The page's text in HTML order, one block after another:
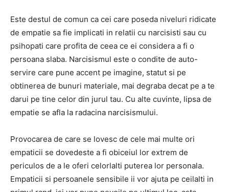
Este destul de comun ca cei care poseda niveluri ridicate
de empatie sa fie implicati in relatii cu narcisisti sau cu
psihopati care profita de ceea ce ei considera a fi o
persoana slaba. Narcisismul este o condite de auto-
servire care pune accent pe imagine, statut si pe
obtinerea de bunuri materiale, mai degraba decat pe a te
darui pe tine celor din jurul tau. Cu alte cuvinte, lipsa de
empatie se afla la radacina narcisismului.
Provocarea de care se lovesc de cele mai multe ori
empaticii se dovedeste a fi obiceiul lor extrem de
periculos de a le oferi celorlalti puterea lor personala.
Empaticii si persoanele sensibile ii vor ajuta pe ceilalti in